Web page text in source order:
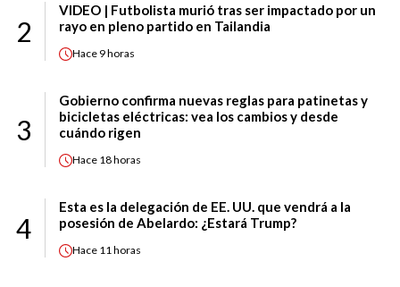
2
VIDEO | Futbolista murió tras ser impactado por un
rayo en pleno partido en Tailandia
Hace 9 horas
3
Gobierno confirma nuevas reglas para patinetas y
bicicletas eléctricas: vea los cambios y desde
cuándo rigen
Hace 18 horas
4
Esta es la delegación de EE. UU. que vendrá a la
posesión de Abelardo: ¿Estará Trump?
Hace 11 horas